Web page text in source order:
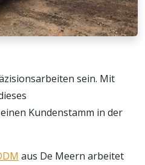
sein. Mit
Kundenstamm in der
aus De Meern arbeitet